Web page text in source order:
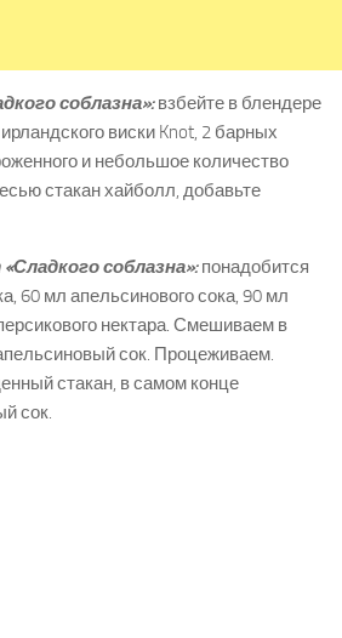
соблазна»:взбейте в блендере
виски Knot, 2 барных
и небольшое количество
стакан хайболл, добавьте
соблазна»:понадобится
60 мл апельсинового сока, 90 мл
нектара. Смешиваем в
сок. Процеживаем.
стакан, в самом конце
сок.